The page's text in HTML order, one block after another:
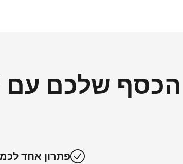
שלכם עם
פתרון אחד